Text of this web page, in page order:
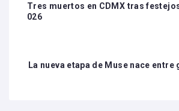
Tres muertos en CDMX tras
026
La nueva etapa de Muse nace entre